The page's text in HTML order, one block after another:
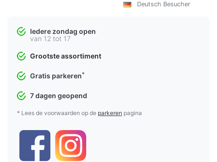
Deutsch Besucher
Iedere zondag open
van 12 tot 17
Grootste assortiment
Gratis parkeren*
7 dagen geopend
* Lees de voorwaarden op de parkeren pagina